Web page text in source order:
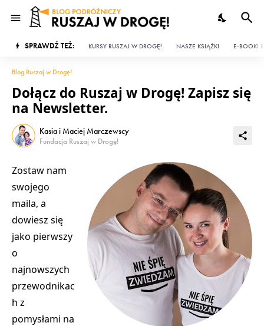
SPRAWDŹ TEŻ: KURSY RUSZAJ W DROGĘ! NASZE KSIĄŻKI E-BOOKI
Blog Ruszaj w Drogę!
Dołącz do Ruszaj w Drogę! Zapisz się
na Newsletter.
Kasia i Maciej Marczewscy
Fundacja Ruszaj w Drogę!
Zostaw nam
swojego
maila, a
dowiesz się
jako pierwszy
o
najnowszych
przewodnikac
h z
pomysłami na